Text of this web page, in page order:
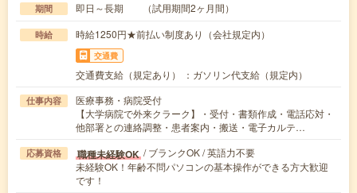
期間 即日～長期 （試用期間2ヶ月間）
時給 時給1250円★前払い制度あり（会社規定内）
交通費
交通費支給（規定あり） ：ガソリン代支給（規定内）
仕事内容
医療事務・病院受付
【大学病院で外来クラーク】・受付・書類作成・電話応対・
他部署との連絡調整・患者案内・搬送・電子カルテ…
応募資格 職種未経験OK / ブランクOK / 英語力不要
未経験OK！年齢不問パソコンの基本操作ができる方大歓迎
です！